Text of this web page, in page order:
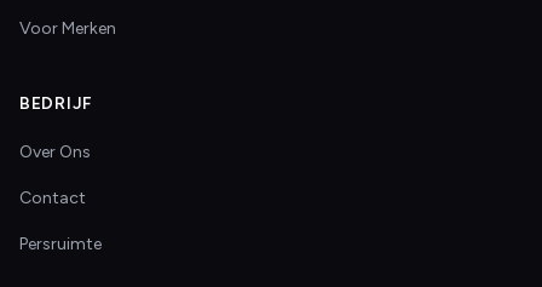
Voor Merken
BEDRIJF
Over Ons
Contact
Persruimte